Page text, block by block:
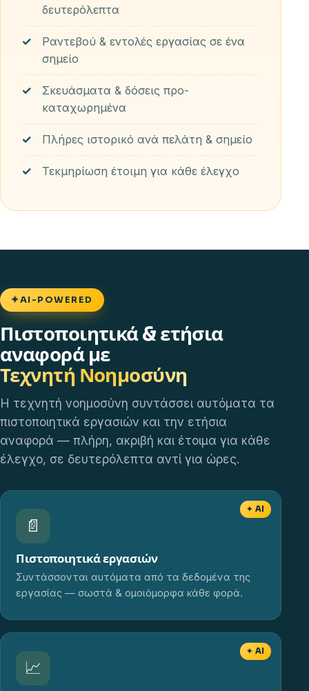
δευτερόλεπτα
Ραντεβού & εντολές εργασίας σε ένα
σημείο
Σκευάσματα & δόσεις προ-
καταχωρημένα
Πλήρες ιστορικό ανά πελάτη & σημείο
Τεκμηρίωση έτοιμη για κάθε έλεγχο
✦AI-POWERED
Πιστοποιητικά & ετήσια
αναφορά με
Τεχνητή Νοημοσύνη
Η τεχνητή νοημοσύνη συντάσσει αυτόματα τα
πιστοποιητικά εργασιών και την ετήσια
αναφορά — πλήρη, ακριβή και έτοιμα για κάθε
έλεγχο, σε δευτερόλεπτα αντί για ώρες.
✦ AI
📄
Πιστοποιητικά εργασιών
Συντάσσονται αυτόματα από τα δεδομένα της
εργασίας — σωστά & ομοιόμορφα κάθε φορά.
✦ AI
📈